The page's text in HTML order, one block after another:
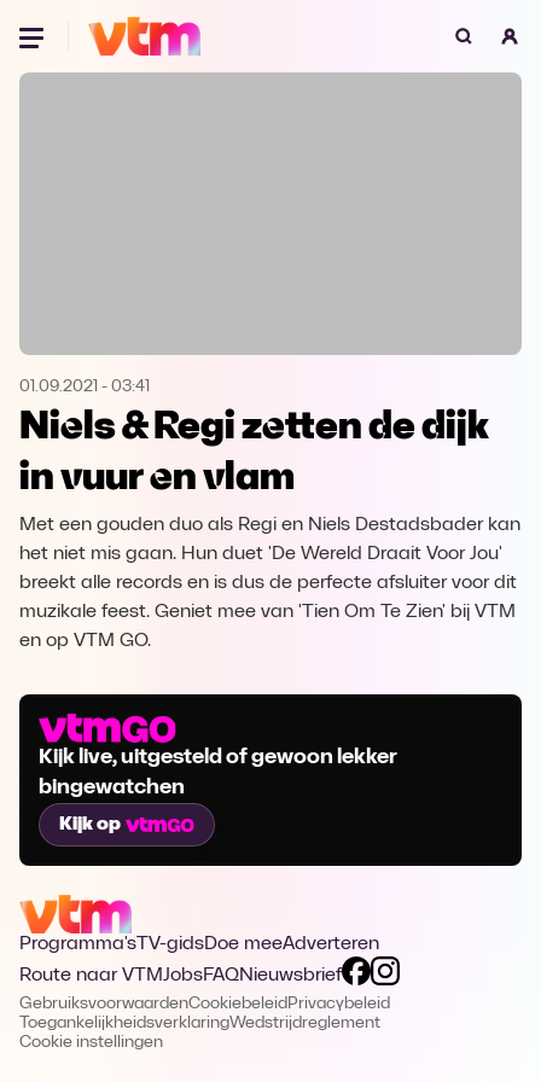
Oeps, browser niet ondersteund
Microsoft Edge Download
Opera
01.09.2021 - 03:41
Niels & Regi zetten de dijk
in vuur en vlam
Met een gouden duo als Regi en Niels Destadsbader kan
het niet mis gaan. Hun duet 'De Wereld Draait Voor Jou'
breekt alle records en is dus de perfecte afsluiter voor dit
muzikale feest. Geniet mee van 'Tien Om Te Zien' bij VTM
en op VTM GO.
Kijk live, uitgesteld of gewoon lekker
bingewatchen
Kijk op
Programma's TV-gidsDoe meeAdverteren
Route naar VTMJobsFAQNieuwsbrief
GebruiksvoorwaardenCookiebeleidPrivacybeleid
ToegankelijkheidsverklaringWedstrijdreglement
Cookie instellingen